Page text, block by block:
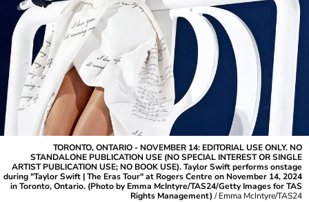
TORONTO, ONTARIO - NOVEMBER 14: EDITORIAL USE ONLY. NO
STANDALONE PUBLICATION USE (NO SPECIAL INTEREST OR SINGLE
ARTIST PUBLICATION USE; NO BOOK USE). Taylor Swift performs onstage
during "Taylor Swift | The Eras Tour" at Rogers Centre on November 14, 2024
in Toronto, Ontario. (Photo by Emma McIntyre/TAS24/Getty Images for TAS
Rights Management) /Emma McIntyre/TAS24